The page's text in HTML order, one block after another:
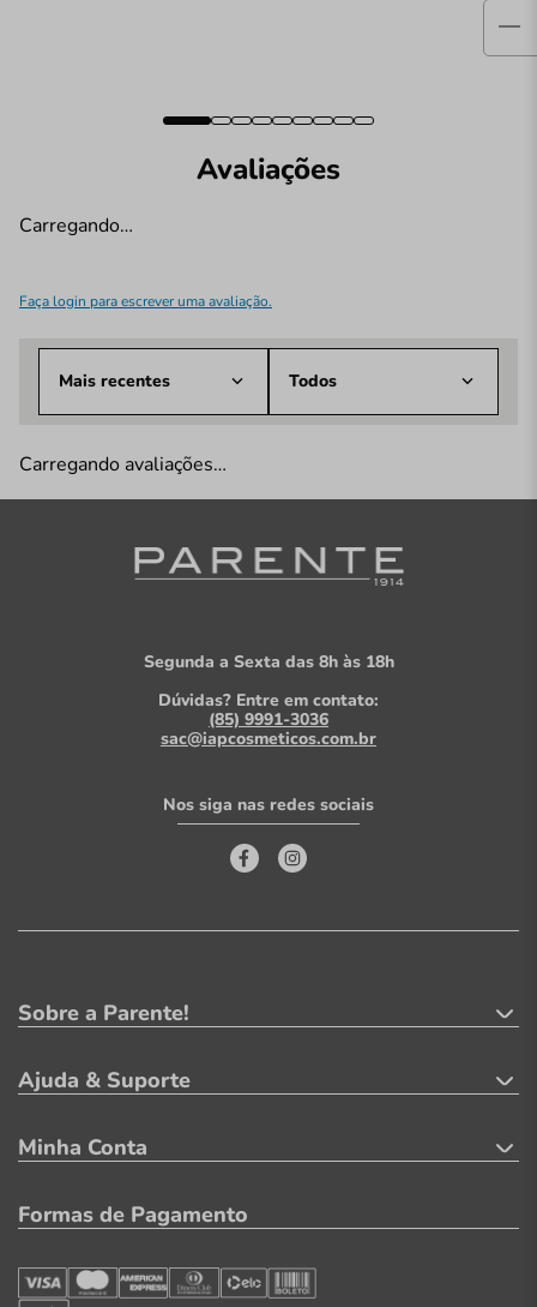
Avaliações
Carregando…
Faça login para escrever uma avaliação.
Mais recentes Todos
Carregando avaliações…
Segunda a Sexta das 8h às 18h
Dúvidas? Entre em contato:
(85) 9991-3036
sac@iapcosmeticos.com.br
Nos siga nas redes sociais
Sobre a Parente!
Ajuda & Suporte
Minha Conta
Formas de Pagamento